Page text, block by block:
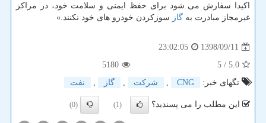
اكیدا سفارش می شود برای حفظ ایمنی و سلامت خود، در مراكز
غیرمجاز مبادرت به گاز سوزكردن خودرو های خود نكنند.»
1398/09/11
23:02:05
5.0
/ 5
5180
تگهای خبر:
CNG
, شركت , گاز , نفت
این مطلب را می پسندید؟ (1)
(0)